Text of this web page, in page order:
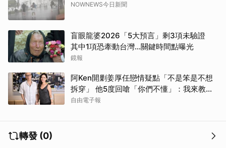
NOWNEWS今日新聞
盲眼龍婆2026「5大預言」剩3項未驗證
其中1項恐牽動台灣...關鍵時間點曝光
鏡報
阿Ken開剿姜厚任戀情疑點「不是笨是不想
拆穿」 他5度回嗆「你們不懂」：我來教育
你們
自由電子報
轉發 (0)